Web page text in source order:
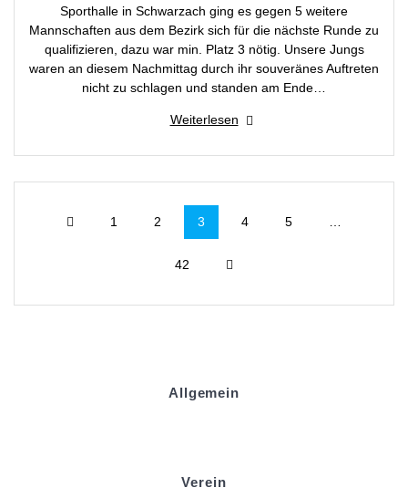
Sporthalle in Schwarzach ging es gegen 5 weitere
Mannschaften aus dem Bezirk sich für die nächste Runde zu
qualifizieren, dazu war min. Platz 3 nötig. Unsere Jungs
waren an diesem Nachmittag durch ihr souveränes Auftreten
nicht zu schlagen und standen am Ende…
Weiterlesen
1 2 3 4 5
42
Allgemein
Verein